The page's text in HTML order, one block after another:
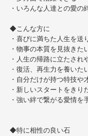
・いろんな人達との愛の
◆こんな方に
・喜びに満ちた人生を送
・物事の本質を見抜きた
・人生の帰路に立たされ
・復活、再生力を養いた
・自分だけが持つ特技や
・新しいスタートをきり
・強い絆で繋がる愛情を
◆特に相性の良い石